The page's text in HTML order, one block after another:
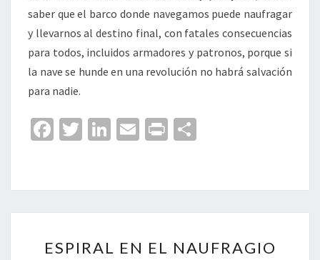
saber que el barco donde navegamos puede naufragar
y llevarnos al destino final, con fatales consecuencias
para todos, incluidos armadores y patronos, porque si
la nave se hunde en una revolución no habrá salvación
para nadie.
Fa
o
o
k
T
er
Li
dI
n
E
l
Pr
p
ar
tir
EN
ESPIRAL EN EL NAUFRAGIO